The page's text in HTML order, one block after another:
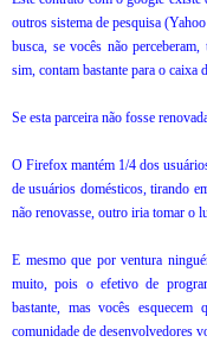
outros sistema de pesquisa
busca, se vocês não
sim, contam bastante para o caixa
Se esta parceira não fosse
O Firefox mantém 1/4 dos
de usuários domésticos, tirando
não renovasse, outro iria tomar o
E mesmo que por ventura
muito, pois o efetivo de
bastante, mas vocês
comunidade de desenvolvedores